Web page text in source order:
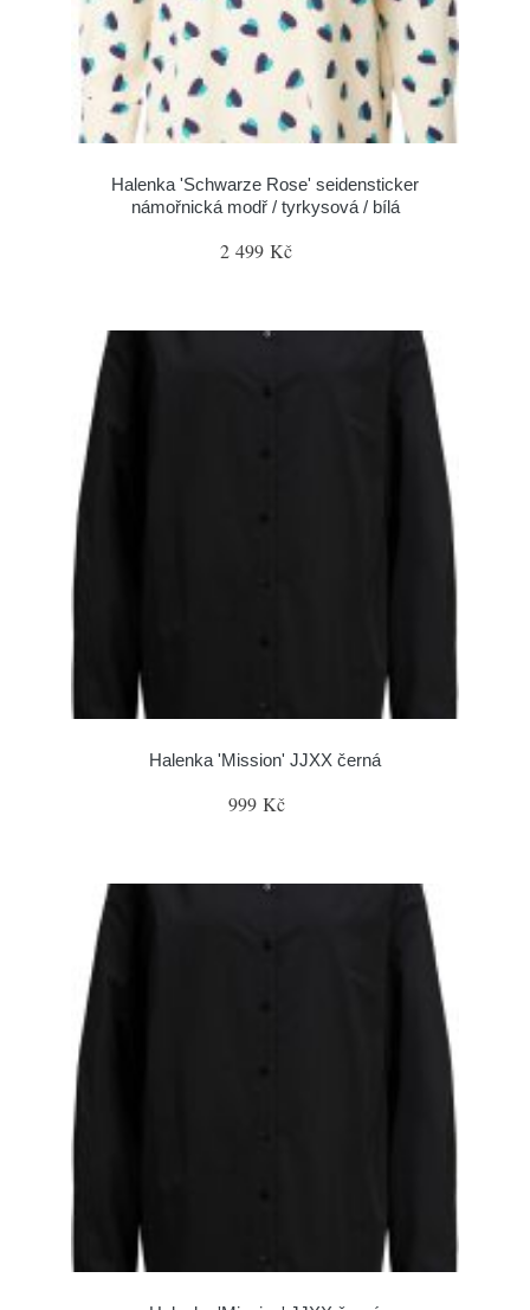
Halenka 'Schwarze Rose' seidensticker
námořnická modř / tyrkysová / bílá
2 499 Kč
Halenka 'Mission' JJXX černá
999 Kč